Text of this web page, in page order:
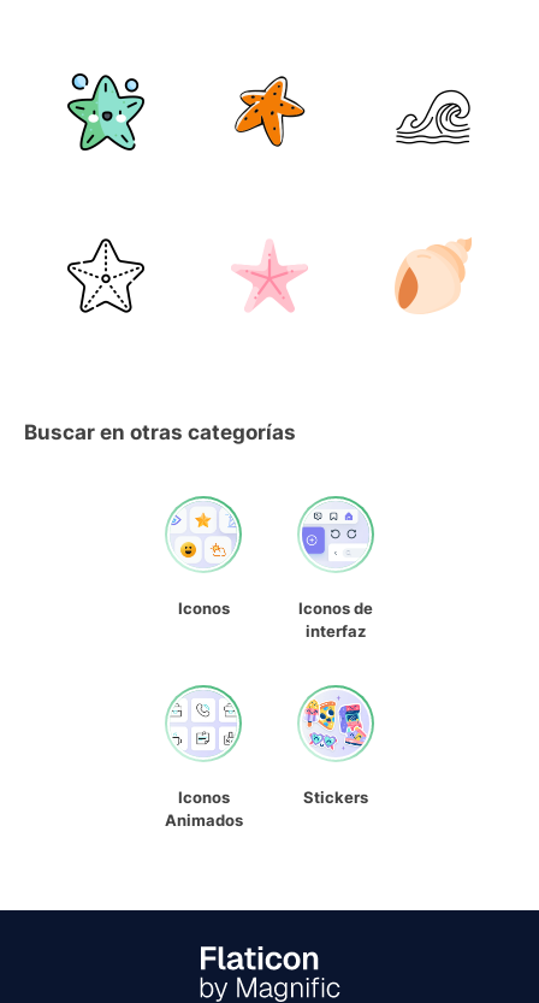
Buscar en otras categorías
Iconos
Iconos de
interfaz
Iconos
Animados
Stickers